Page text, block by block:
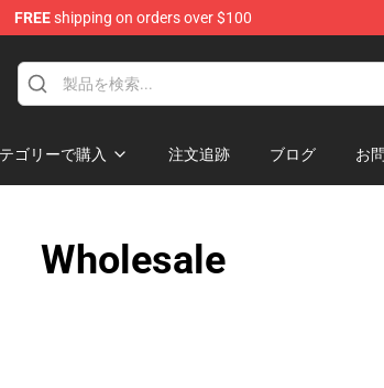
FREEshipping on orders over $100
ゴリーで購入 注文追跡 ブログ お
Wholesale